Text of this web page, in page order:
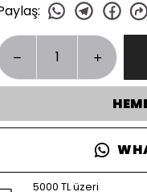
:
5000 TL üzeri